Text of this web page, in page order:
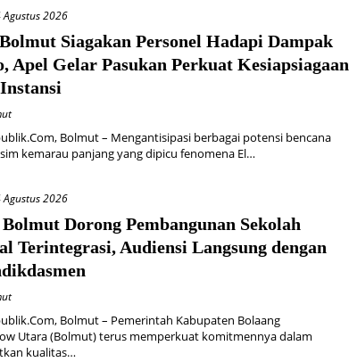
Agustus 2026
Siagakan Personel Hadapi Dampak
Apel Gelar Pasukan Perkuat Kesiapsiagaan
Bolmut – Mengantisipasi berbagai potensi bencana
kemarau panjang yang dipicu fenomena El…
Agustus 2026
Dorong Pembangunan Sekolah
Terintegrasi, Audiensi Langsung dengan
Bolmut – Pemerintah Kabupaten Bolaang
Utara (Bolmut) terus memperkuat komitmennya dalam
kualitas…